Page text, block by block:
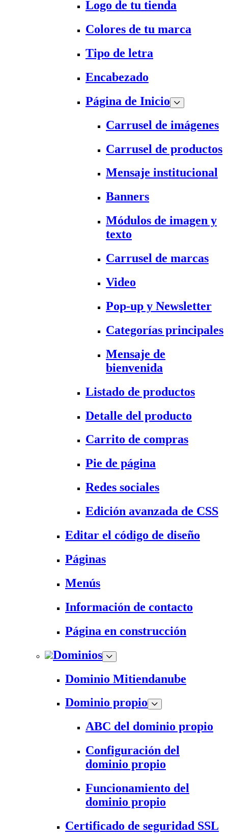
Logo de tu tienda
Colores de tu marca
Tipo de letra
Encabezado
Página de Inicio
Carrusel de imágenes
Carrusel de productos
Mensaje institucional
Banners
Módulos de imagen y
texto
Carrusel de marcas
Video
Pop-up y Newsletter
Categorías principales
Mensaje de
bienvenida
Listado de productos
Detalle del producto
Carrito de compras
Pie de página
Redes sociales
Edición avanzada de CSS
Editar el código de diseño
Páginas
Menús
Información de contacto
Página en construcción
Dominios
Dominio Mitiendanube
Dominio propio
ABC del dominio propio
Configuración del
dominio propio
Funcionamiento del
dominio propio
Certificado de seguridad SSL